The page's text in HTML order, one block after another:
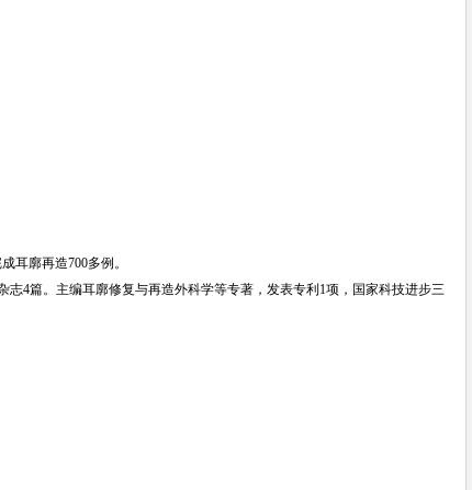
耳廓再造700多例。
4篇。主编耳廓修复与再造外科学等专著，发表专利1项，国家科技进步三